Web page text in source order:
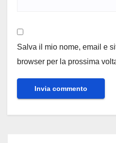
Salva il mio nome, email e
browser per la prossima